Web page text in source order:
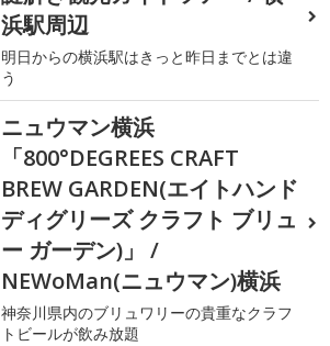
浜駅周辺
明日からの横浜駅はきっと昨日までとは違
う
ニュウマン横浜
「800°DEGREES CRAFT
BREW GARDEN(エイトハンド
ディグリーズ クラフト ブリュ
ー ガーデン)」 /
NEWoMan(ニュウマン)横浜
神奈川県内のブリュワリーの貴重なクラフ
トビールが飲み放題